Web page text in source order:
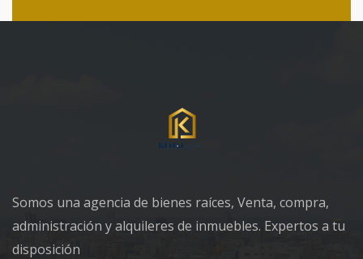
Somos una agencia de bienes raíces, Venta, compra,
administración y alquileres de inmuebles. Expertos a tu
disposición